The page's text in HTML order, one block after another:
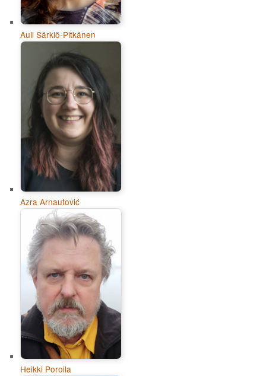
Auli Särkiö-Pitkänen
Azra Arnautović
Heikki Poroila